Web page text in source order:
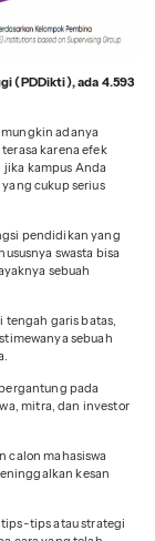
(PDDikti), ada 4.593
adanya
karena efek
kampus Anda
cukup serius
pendidikan yang
swasta bisa
sebuah
garis batas,
sebuah
pada
mitra, dan investor
calon mahasiswa
kesan
tips atau strategi